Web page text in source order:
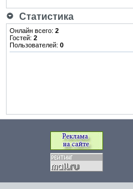
Статистика
Онлайн всего: 2
Гостей: 2
Пользователей: 0